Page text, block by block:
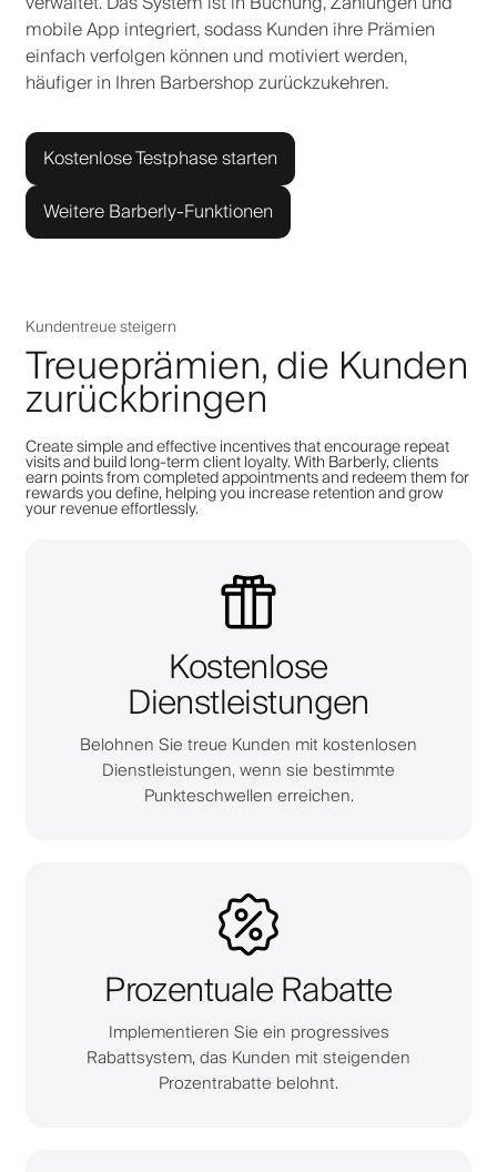
mobile App integriert, sodass Kunden ihre Prämien
einfach verfolgen können und motiviert werden,
häufiger in Ihren Barbershop zurückzukehren.
Kostenlose Testphase starten
Weitere Barberly-Funktionen
Kundentreue steigern
Treueprämien, die Kunden
zurückbringen
Create simple and effective incentives that encourage repeat
visits and build long-term client loyalty. With Barberly, clients
earn points from completed appointments and redeem them for
rewards you define, helping you increase retention and grow
your revenue effortlessly.
Kostenlose
Dienstleistungen
Belohnen Sie treue Kunden mit kostenlosen
Dienstleistungen, wenn sie bestimmte
Punkteschwellen erreichen.
Prozentuale Rabatte
Implementieren Sie ein progressives
Rabattsystem, das Kunden mit steigenden
Prozentrabatte belohnt.